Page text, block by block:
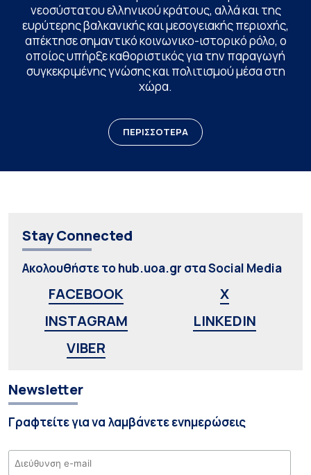
νεοσύστατου ελληνικού κράτους, αλλά και της
ευρύτερης βαλκανικής και μεσογειακής περιοχής,
απέκτησε σημαντικό κοινωνικο-ιστορικό ρόλο, ο
οποίος υπήρξε καθοριστικός για την παραγωγή
συγκεκριμένης γνώσης και πολιτισμού μέσα στη
χώρα.
ΠΕΡΙΣΣΟΤΕΡΑ
Stay Connected
Ακολουθήστε το hub.uoa.gr στα Social Media
FACEBOOK
X
INSTAGRAM
LINKEDIN
VIBER
Newsletter
Γραφτείτε για να λαμβάνετε ενημερώσεις